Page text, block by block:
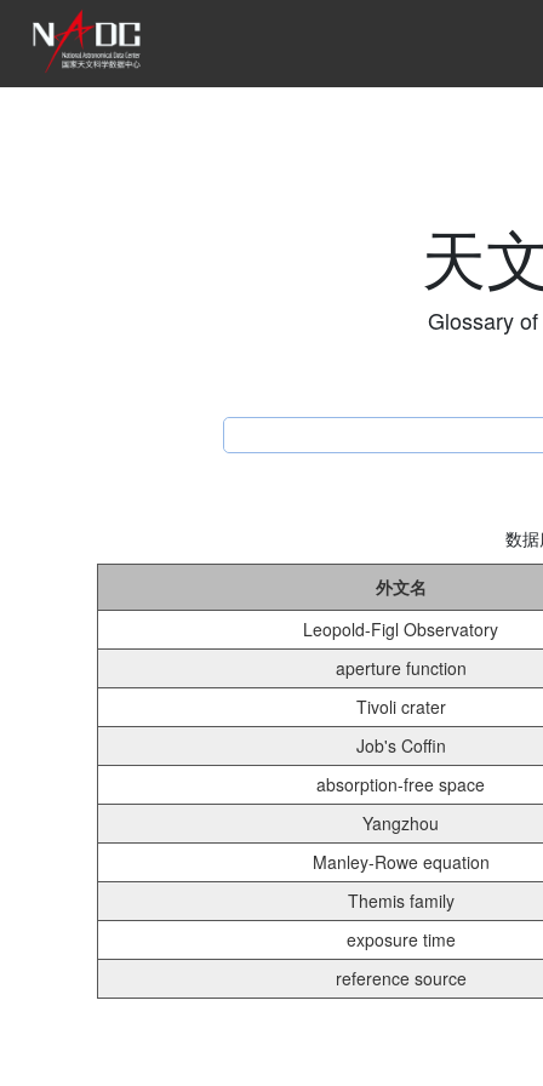
天
Glossary
数
外文名
Leopold-Figl Observatory
aperture function
Tivoli crater
Job's Coffin
absorption-free space
Yangzhou
Manley-Rowe equation
Themis family
exposure time
reference source